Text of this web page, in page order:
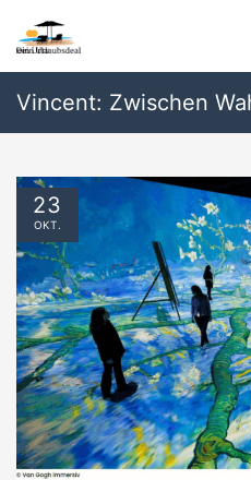
Vincent: Zwischen
23
OKT.